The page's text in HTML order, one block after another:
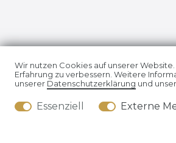
Wir nutzen Cookies auf unserer
Erfahrung zu verbessern. Weitere
unserer Daten­schutz­erklärung und
Essenziell Externe